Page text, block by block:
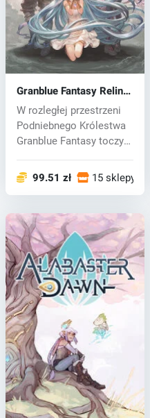
Granblue Fantasy Relink
(PC) key
W rozległej przestrzeni
Podniebnego Królestwa
Granblue Fantasy toczy
99.51 zł 15 sklepy